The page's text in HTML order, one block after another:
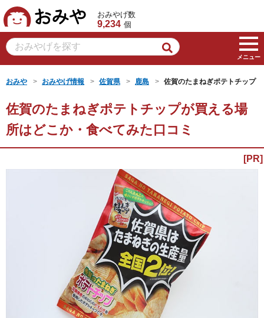
おみや
おみやげ数
9,234 個
メニュー
おみや おみやげ情報 佐賀県 鹿島 佐賀のたまねぎポテトチップ
佐賀のたまねぎポテトチップが買える場
所はどこか・食べてみた口コミ